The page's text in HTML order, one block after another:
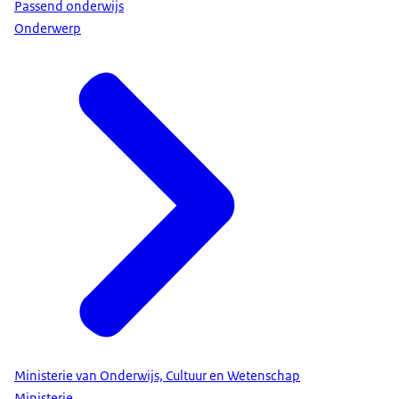
dat ze geen zorgplicht meer heeft. Ze moet je dus
nog steeds helpen met het zoeken naar een school
school wordt voor speciaal onderwijs of speciaal
basisonderwijs. Speciaal basisonderwijs is voor
kinderen met lichte leerproblemen zoals
problemen met concentreren. De klassen zijn vaak
kleiner en er is extra hulp. De kinderen leren hier
hetzelfde als op een andere basisschool. Speciaal
onderwijs is voor kinderen met zwaardere
leerproblemen of gedragsproblemen en voor
kinderen die moeite hebben met horen, zien of
spreken. Voor het speciaal onderwijs en het
speciaal basisonderwijs is een
toelaatbaarheidsverklaring nodig. Die vraagt de
bestaat uit scholen die samenwerken om voor
Passend onderwijs
Onderwerp
Ministerie van Onderwijs, Cultuur en Wetenschap